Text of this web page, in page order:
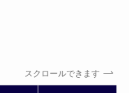
スクロールできます